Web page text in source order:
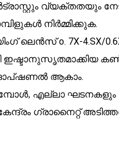
വ്യക്തതയും
നിർമ്മിക്കുക.
ലെൻസ് o. 7X-4.SX/
ഓപ്ഷണൽ ആകാം.
എല്ലാ ഘടനകളും
ഗ്രാനൈറ്റ്